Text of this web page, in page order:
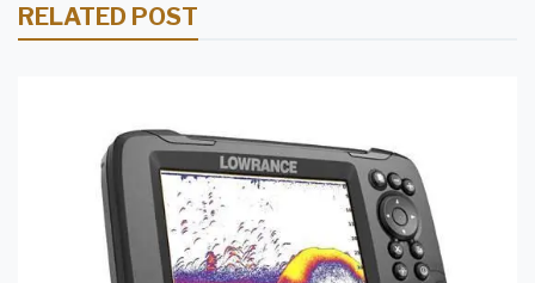
RELATED POST